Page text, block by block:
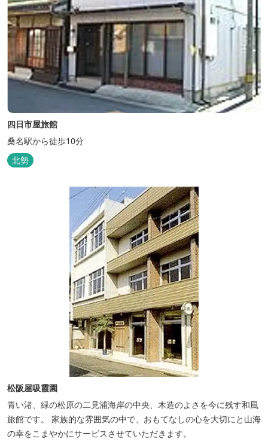
四日市屋旅館
桑名駅から徒歩10分
北勢
松阪屋吸霞園
青い渚、緑の松原の二見浦海岸の中央、木造のよさを今に残す和風
旅館です。 家族的な雰囲気の中で、おもてなしの心を大切にと山海
の幸をこまやかにサービスさせていただきます。